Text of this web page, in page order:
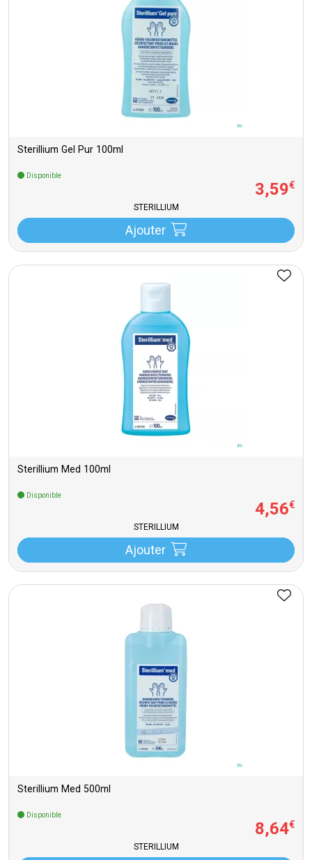
Sterillium Gel Pur 100ml
Disponible
3,59€
STERILLIUM
Ajouter
Sterillium Med 100ml
Disponible
4,56€
STERILLIUM
Ajouter
Sterillium Med 500ml
Disponible
8,64€
STERILLIUM